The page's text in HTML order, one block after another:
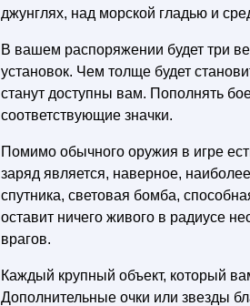
джунглях, над морской гладью и
В вашем распоряжении будет три
установок. Чем толще будет
станут доступны вам. Пополнять
соответствующие значки.
Помимо обычного оружия в игре
заряд является, наверное,
спутника, световая бомба,
оставит ничего живого в радиусе
врагов.
Каждый крупный объект, который
Дополнительные очки или звезды